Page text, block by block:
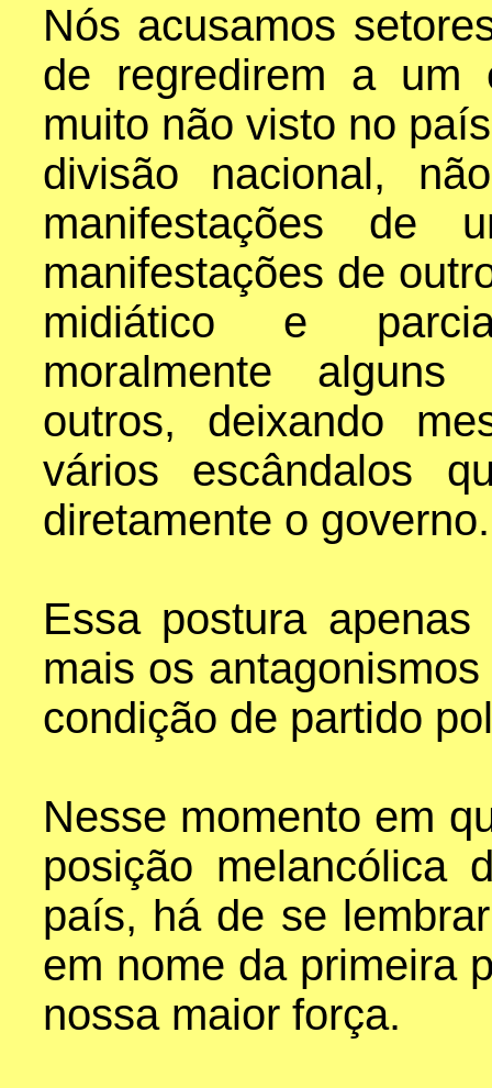
Nós acusamos
de regredirem a um
muito não visto no
divisão nacional,
manifestações de
manifestações de
midiático e
moralmente alguns
outros, deixando
vários escândalos
diretamente o governo.
Essa postura
mais os
condição de partido
Nesse momento em
posição melancólica
país, há de se
em nome da primeira
nossa maior força.